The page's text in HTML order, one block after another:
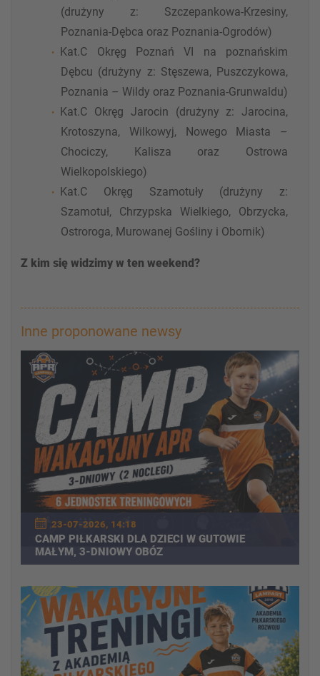
(drużyny z: Szczepankowa-Krzesiny,
Poznania-Dębca oraz Poznania-Ogrodów)
Kat.C Okręg Poznań VI na poznańskim
Dębcu (drużyny z: Stęszewa, Puszczykowa,
Poznania – Wildy oraz Poznania-Grunwaldu)
Kat.C Okręg Jarocin (drużyny z: Jarocina,
Krotoszyna, Wilkowyj, Nowego Miasta –
Chociczy, Kalisza oraz Ostrowa
Wielkopolskiego)
Kat.C Okręg Szamotuły (drużyny z:
Szamotuł, Chrzypska Wielkiego, Obrzycka,
Ostroroga, Murowanej Gośliny i Obornik)
Z kim się widzimy w ten weekend?
Inne proponowane newsy
23-07-2026, 14:18
CAMP PIŁKARSKI DLA DZIECI W GUTOWIE
MAŁYM, 3-DNIOWY OBÓZ